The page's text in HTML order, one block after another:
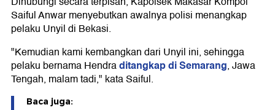
Saiful Anwar menyebutkan awalnya polisi menangkap
pelaku Unyil di Bekasi.
"Kemudian kami kembangkan dari Unyil ini, sehingga
pelaku bernama Hendraditangkap di Semarang, Jawa
Tengah, malam tadi," kata Saiful.
Baca juga: